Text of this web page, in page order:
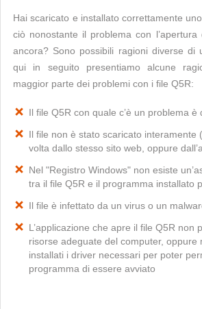
Hai scaricato e installato correttamente
ciò nonostante il problema con
ancora? Sono possibili ragioni diverse di
qui in seguito presentiamo alcune
maggior parte dei problemi con i file Q5R:
Il file Q5R con quale c’è un problema è
Il file non è stato scaricato interamente
volta dallo stesso sito web, oppure
Nel "Registro Windows" non esiste
tra il file Q5R e il programma installato
Il file è infettato da un virus o un
L’applicazione che apre il file Q5R non
risorse adeguate del computer, oppure
installati i driver necessari per poter
programma di essere avviato